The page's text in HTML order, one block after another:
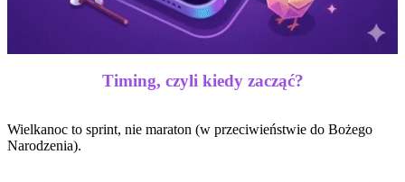
Timing, czyli kiedy zacząć?
Wielkanoc to sprint, nie maraton (w przeciwieństwie do Bożego
Narodzenia).